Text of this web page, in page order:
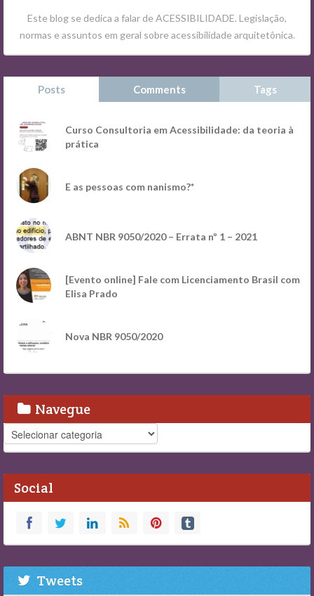
Este blog se dedica a falar de ACESSIBILIDADE. Legislação,
normas e assuntos em geral sobre acessibilidade arquitetônica.
Posts Comments Tags
Curso Consultoria em Acessibilidade: da teoria à
prática
E as pessoas com nanismo?*
ABNT NBR 9050/2020 – Errata nº 1 – 2021
[Evento online] Fale com Licenciamento Brasil com
Elisa Prado
Nova NBR 9050/2020
Navegue
Navegue
Social
Tweets